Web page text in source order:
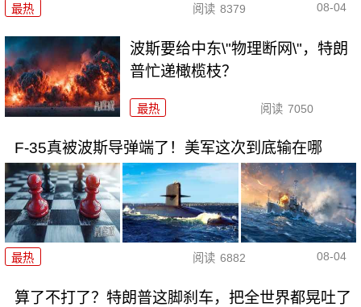
最热 阅读 8379 08-04
波斯要给中东\"物理断网\"，特朗
普忙递橄榄枝？
最热 阅读 7050
F-35真被波斯导弹端了！美军这次到底输在哪
最热 阅读 6882 08-04
算了不打了？特朗普这脚刹车，把全世界都晃吐了